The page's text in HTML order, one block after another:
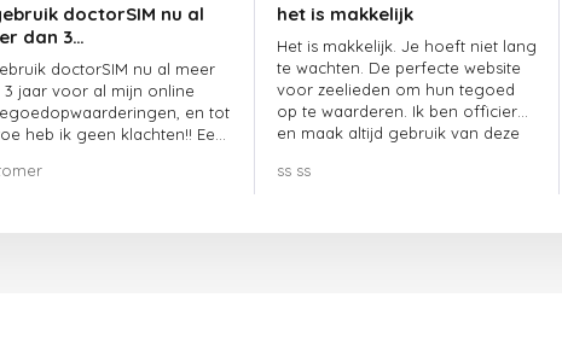
doctorSIM nu al
dan 3…
doctorSIM nu al meer
3 jaar voor al mijn online
en tot
heb ik geen klachten!! Een
het is makkelijk
Het is makkelijk. Je hoeft niet lang
te wachten. De perfecte website
voor zeelieden om hun tegoed
op te waarderen. Ik ben officier
en maak altijd gebruik van deze
ss ss